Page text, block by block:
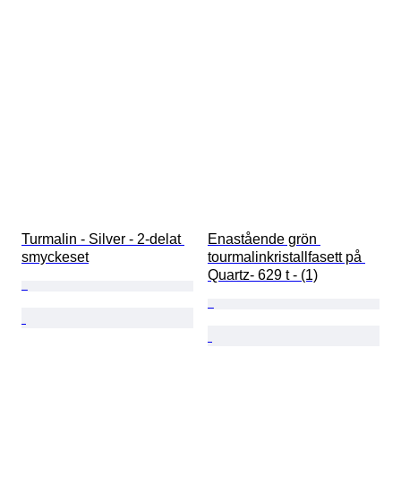
Turmalin - Silver - 2-delat
smyckeset
Enastående grön
tourmalinkristallfasett på
Quartz- 629 t - (1)